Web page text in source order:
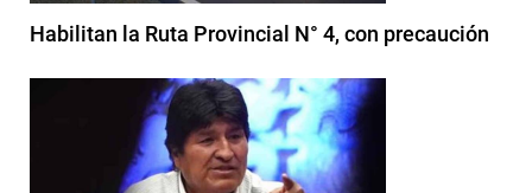
Habilitan la Ruta Provincial N° 4, con precaución